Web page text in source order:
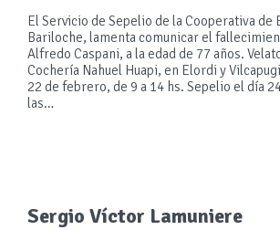
El Servicio de Sepelio de la Cooperativa de
Bariloche, lamenta comunicar el
Alfredo Caspani, a la edad de 77 años.
Cochería Nahuel Huapi, en Elordi y
22 de febrero, de 9 a 14 hs. Sepelio el día
las…
Sergio Víctor Lamuniere